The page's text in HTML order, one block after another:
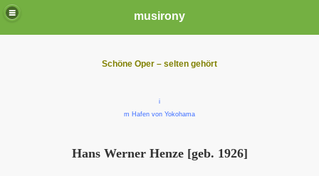
musirony
Schöne Oper – selten gehört
i
m Hafen von Yokohama
Hans Werner Henze [geb. 1926]